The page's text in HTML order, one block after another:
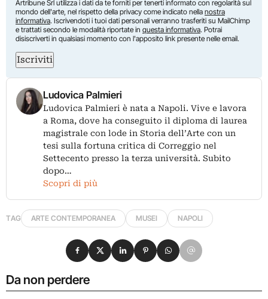
Artribune Srl utilizza i dati da te forniti per tenerti informato con regolarità sul
mondo dell'arte, nel rispetto della privacy come indicato nella nostra
informativa. Iscrivendoti i tuoi dati personali verranno trasferiti su MailChimp
e trattati secondo le modalità riportate in questa informativa. Potrai
disiscriverti in qualsiasi momento con l'apposito link presente nelle email.
Iscriviti
Ludovica Palmieri
Ludovica Palmieri è nata a Napoli. Vive e lavora
a Roma, dove ha conseguito il diploma di laurea
magistrale con lode in Storia dell’Arte con un
tesi sulla fortuna critica di Correggio nel
Settecento presso la terza università. Subito
dopo…
Scopri di più
TAG ARTE CONTEMPORANEA MUSEI NAPOLI
Da non perdere
Condividi su Facebook
Condividi su X
Condividi su LinkedIn
Condividi su Pinterest
Condividi su WhatsApp
Condividi su Email